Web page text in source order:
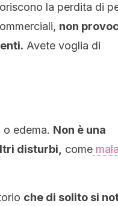
la perdita di
non
Avete voglia di
edema. Non è una
disturbi,
come
che di solito si